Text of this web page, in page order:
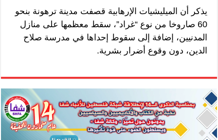
يذكر أن الميليشيات الإرهابية قصفت مدينة ترهونة بنحو
60 صاروخا من نوع “غراد”، سقط معظمها على منازل
المدنيين، إضافة إلى سقوط إحداها في مدرسة صلاح
الدين، دون وقوع أضرار بشرية.